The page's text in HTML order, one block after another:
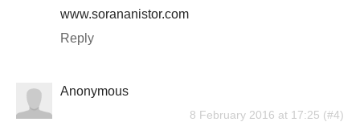
www.sorananistor.com
Reply
Anonymous
8 February 2016 at 17:25